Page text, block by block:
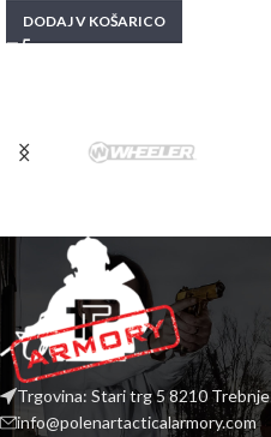
DODAJ V KOŠARICO
Trgovina: Stari trg 5 8210 Trebnje
info@polenartacticalarmory.com